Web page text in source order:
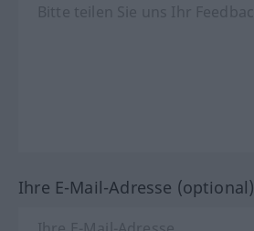
Ihre E-Mail-Adresse (optional)